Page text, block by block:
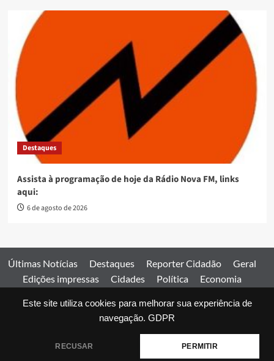
Este site utiliza cookies para melhorar sua experiência de
navegação. GDPR
RECUSAR PERMITIR
Destaques
Assista à programação de hoje da Rádio Nova FM, links
aqui:
6 de agosto de 2026
Últimas Notícias Destaques Reporter Cidadão
Geral
Edições impressas
Cidades Política
Economia
Comercial
Edições impressas Expediente Home
© 2026 Jornal Estado de Goiás. Todos os direitos reservados.